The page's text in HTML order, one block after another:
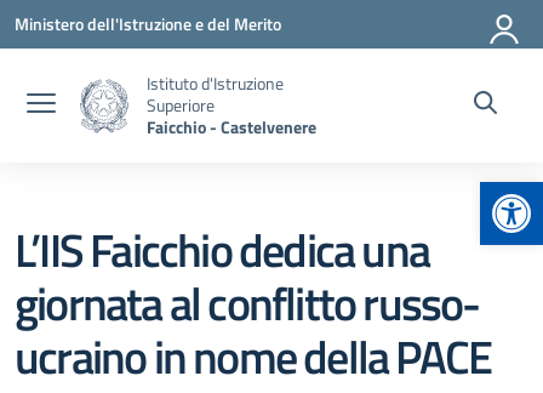
Vai ai contenuti
Vai al menu di navigazione
Vai al footer
Ministero dell'Istruzione e del Merito
Istituto d'Istruzione
Superiore
Faicchio - Castelvenere
L’IIS Faicchio dedica una
giornata al conflitto russo-
ucraino in nome della PACE